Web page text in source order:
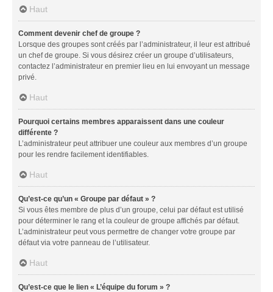
Haut
Comment devenir chef de groupe ?
Lorsque des groupes sont créés par l’administrateur, il leur est attribué
un chef de groupe. Si vous désirez créer un groupe d’utilisateurs,
contactez l’administrateur en premier lieu en lui envoyant un message
privé.
Haut
Pourquoi certains membres apparaissent dans une couleur
différente ?
L’administrateur peut attribuer une couleur aux membres d’un groupe
pour les rendre facilement identifiables.
Haut
Qu’est-ce qu’un « Groupe par défaut » ?
Si vous êtes membre de plus d’un groupe, celui par défaut est utilisé
pour déterminer le rang et la couleur de groupe affichés par défaut.
L’administrateur peut vous permettre de changer votre groupe par
défaut via votre panneau de l’utilisateur.
Haut
Qu’est-ce que le lien « L’équipe du forum » ?